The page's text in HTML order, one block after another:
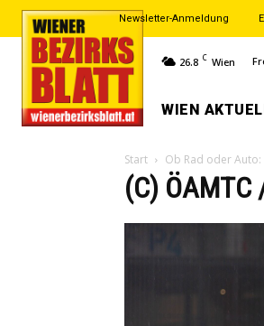
Newsletter-Anmeldung
26.8 C Wien
WIEN
Start Ob Rad oder
(C)